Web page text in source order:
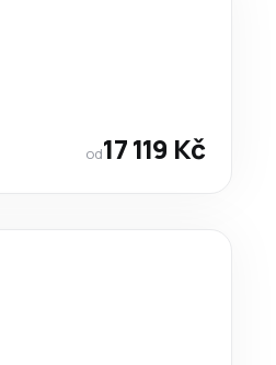
od17 119 Kč